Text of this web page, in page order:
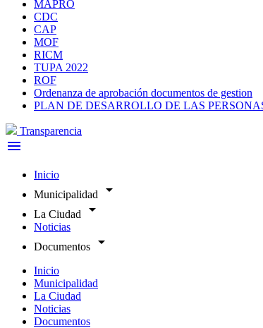
MAPRO
CDC
CAP
MOF
RICM
TUPA 2022
ROF
Ordenanza de aprobación documentos de gestion
PLAN DE DESARROLLO DE LAS
Transparencia
menu
Inicio
Municipalidad
arrow_drop_down
La Ciudad arrow_drop_down
Noticias
Documentos
arrow_drop_down
Inicio
Municipalidad
La Ciudad
Noticias
Documentos